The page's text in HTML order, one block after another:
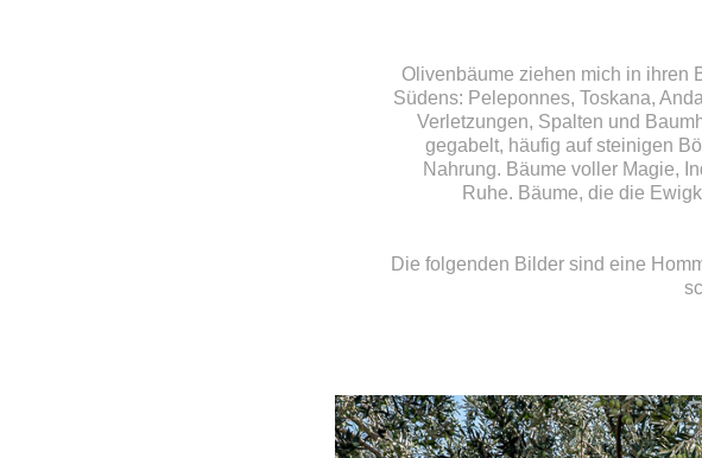
Olivenbäume ziehen mich in ihren
Südens: Peleponnes, Toskana,
Verletzungen, Spalten und
gegabelt, häufig auf steinigen
Nahrung. Bäume voller Magie,
Ruhe. Bäume, die die
Die folgenden Bilder sind eine